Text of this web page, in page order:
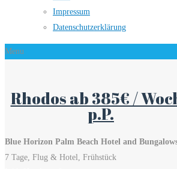
Impressum
Datenschutzerklärung
Menu
Rhodos ab 385€ /
p.P.
Blue Horizon Palm Beach Hotel and
7 Tage, Flug & Hotel, Frühstück